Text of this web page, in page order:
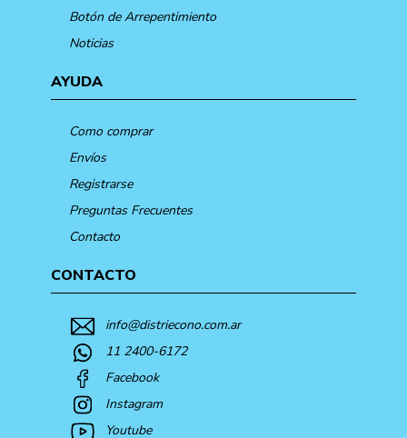
Botón de Arrepentimiento
Noticias
AYUDA
Como comprar
Envíos
Registrarse
Preguntas Frecuentes
Contacto
CONTACTO
info@distriecono.com.ar
11 2400-6172
Facebook
Instagram
Youtube